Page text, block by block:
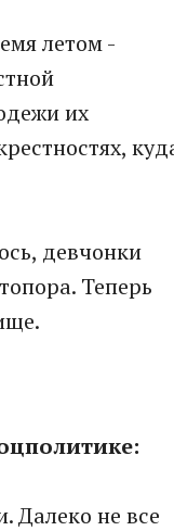
летом -
их
девчонки
Теперь
Далеко не все